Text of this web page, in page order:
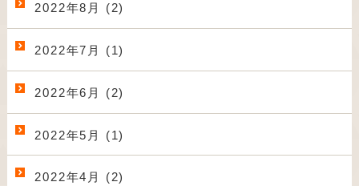
2022年8月 (2)
2022年7月 (1)
2022年6月 (2)
2022年5月 (1)
2022年4月 (2)